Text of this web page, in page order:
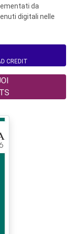
da
digitali nelle
CREDIT